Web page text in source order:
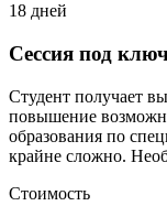
18 дней
Сессия под
Студент получает
повышение
образования по
крайне сложно.
Стоимость